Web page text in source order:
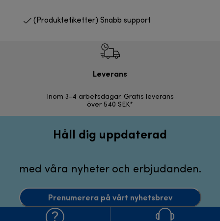
(Produktetiketter) Snabb support
Leverans
Inom 3-4 arbetsdagar. Gratis leverans
över 540 SEK*
Håll dig uppdaterad
med våra nyheter och erbjudanden.
Prenumerera på vårt nyhetsbrev